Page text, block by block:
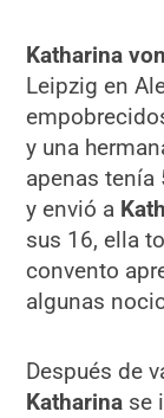
Katharina
Leipzig en
y una
apenas tenía
y envió a
sus 16, ella
convento
algunas
Después de
Katharina se